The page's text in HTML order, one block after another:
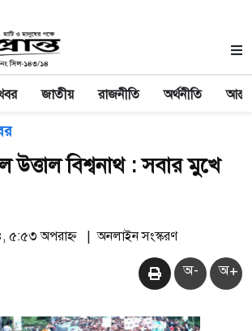
জাতীয় রাজনীতি অর্থনীতি
উত্তাল বিশ্বনাথ : সবার মুখে
৫:৫৩ অপরাহ্ন
অনলাইন সংস্করণ
অ- অ+